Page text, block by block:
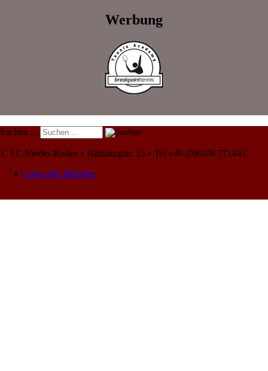
Werbung
Suchen ...
1. TC Nieder-Roden • Hainburgstr. 53 • Tel +49 (0)6106 771441
Liste aller Beiträge